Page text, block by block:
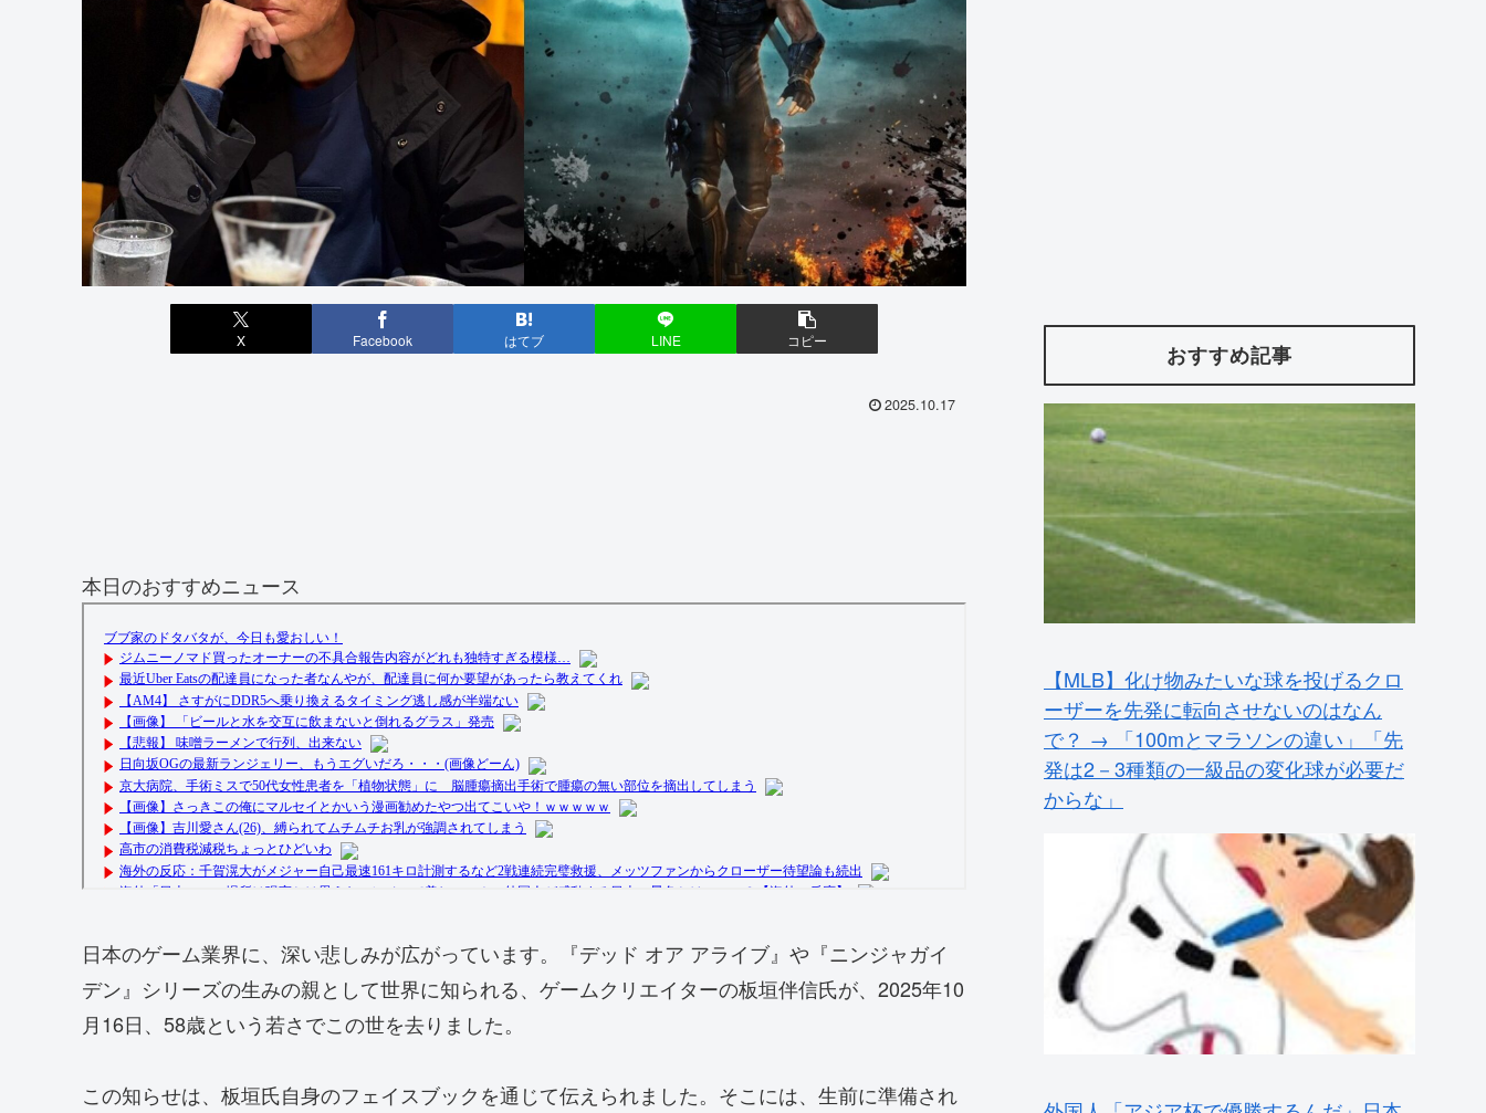
X Facebook はてブ LINE コピー
2025.10.17
本日のおすすめニュース
日本のゲーム業界に、深い悲しみが広がっています。『デッド オア アライブ』や『ニンジャガイ
デン』シリーズの生みの親として世界に知られる、ゲームクリエイターの板垣伴信氏が、2025年10
月16日、58歳という若さでこの世を去りました。
この知らせは、板垣氏自身のフェイスブックを通じて伝えられました。そこには、生前に準備され
おすすめ記事
【MLB】化け物みたいな球を投げるクロ
ーザーを先発に転向させないのはなん
で？ → 「100mとマラソンの違い」「先
発は2－3種類の一級品の変化球が必要だ
からな」
外国人「アジア杯で優勝するんだ」日本
代表、W杯ポット1入りに現実味!?2030大
会で出場枠「64」なら追い風に！アメリ
カ人もポット1争いに熱視線！【海外の反
応】